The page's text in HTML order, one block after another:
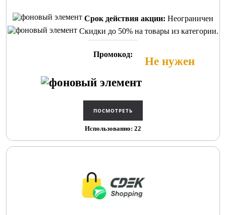
Срок действия акции: Неограничен
Скидки до 50% на товары из категории.
Промокод:
Не нужен
Использованно: 22